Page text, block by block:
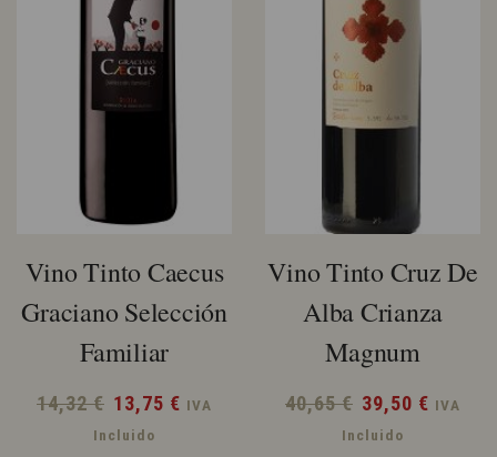
Vino Tinto Caecus
Graciano Selección
Familiar
14,32€ El
precio
13,75 € El
IVA
Incluido
Vino Tinto Cruz De
Alba Crianza
Magnum
40,65€ El
precio
39,50 € El
IVA
Incluido